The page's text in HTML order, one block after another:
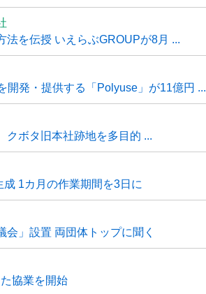
を伝授 いえらぶGROUPが8月 ...
開発・提供する「Polyuse」が11億円 ...
クボタ旧本社跡地を多目的 ...
1カ月の作業期間を3日に
」設置 両団体トップに聞く
協業を開始